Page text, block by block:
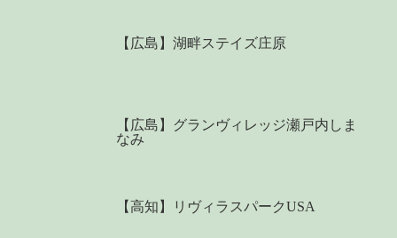
【広島】湖畔ステイズ庄原
【広島】グランヴィレッジ瀬戸内しま
なみ
【高知】リヴィラスパークUSA